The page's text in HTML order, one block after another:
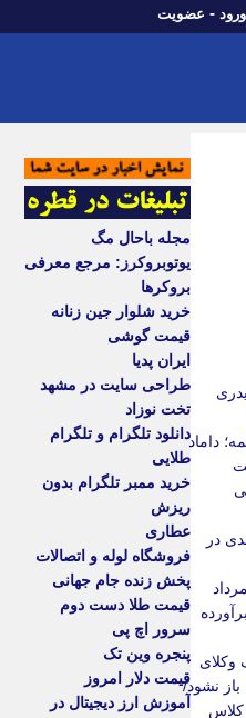
ورود - عضویت
داماد
در
فال ابجد امروز جمعه 16 مرداد
وکلای
نشود/
کلاس
مجله باحال مگ
یوتوبروکرز: مرجع معرفی
بروکرها
خرید شلوار جین زنانه
قیمت گوشی
ایران پدیا
طراحی سایت در مشهد
تخت نوزاد
دانلود تلگرام و تلگرام
طلایی
خرید ممبر تلگرام بدون
ریزش
عطاری
فروشگاه لوله و اتصالات
پخش زنده جام جهانی
قیمت طلا دست دوم
سرور اچ پی
پنجره وین تک
قیمت دلار امروز
آموزش ارز دیجیتال در